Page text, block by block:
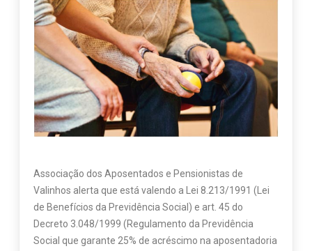
Associação dos Aposentados e Pensionistas de
Valinhos alerta que está valendo a Lei 8.213/1991 (Lei
de Benefícios da Previdência Social) e art. 45 do
Decreto 3.048/1999 (Regulamento da Previdência
Social que garante 25% de acréscimo na aposentadoria